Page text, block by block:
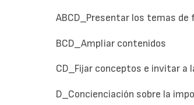
ABCD_Presentar los temas
BCD_Ampliar contenidos
CD_Fijar conceptos e invitar a
D_Concienciación sobre la